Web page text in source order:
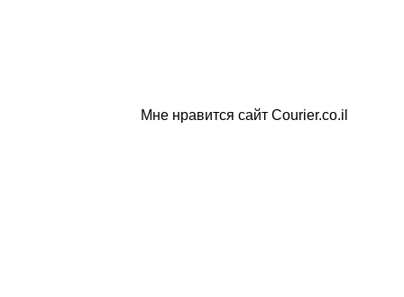
Мне нравится сайт Courier.co.il